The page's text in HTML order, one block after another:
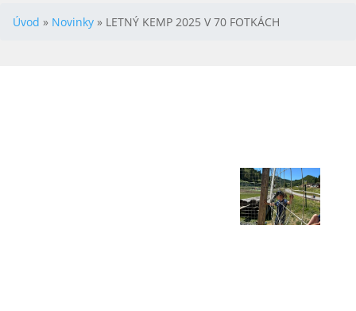
Úvod » Novinky » LETNÝ KEMP 2025 V 70 FOTKÁCH